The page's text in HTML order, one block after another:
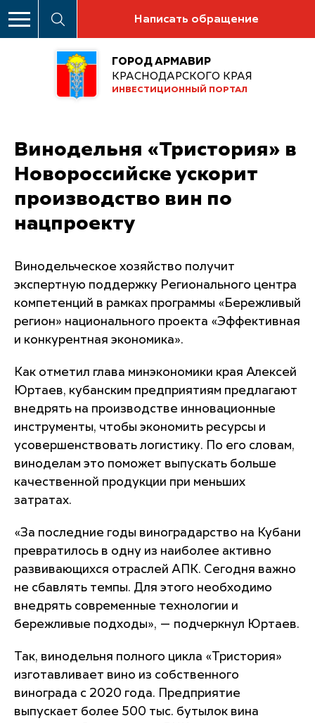
Написать обращение
ГОРОД АРМАВИР
КРАСНОДАРСКОГО КРАЯ
ИНВЕСТИЦИОННЫЙ ПОРТАЛ
Винодельня «Тристория» в
Новороссийске ускорит
производство вин по
нацпроекту
Винодельческое хозяйство получит
экспертную поддержку Регионального центра
компетенций в рамках программы «Бережливый
регион» национального проекта «Эффективная
и конкурентная экономика».
Как отметил глава минэкономики края Алексей
Юртаев, кубанским предприятиям предлагают
внедрять на производстве инновационные
инструменты, чтобы экономить ресурсы и
усовершенствовать логистику. По его словам,
виноделам это поможет выпускать больше
качественной продукции при меньших
затратах.
«За последние годы виноградарство на Кубани
превратилось в одну из наиболее активно
развивающихся отраслей АПК. Сегодня важно
не сбавлять темпы. Для этого необходимо
внедрять современные технологии и
бережливые подходы», — подчеркнул Юртаев.
Так, винодельня полного цикла «Тристория»
изготавливает вино из собственного
винограда с 2020 года. Предприятие
выпускает более 500 тыс. бутылок вина